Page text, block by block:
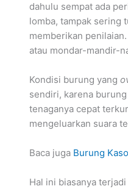
dahulu sempat ada
lomba, tampak sering
memberikan
atau mondar-mandir-
Kondisi burung yang
sendiri, karena
tenaganya cepat
mengeluarkan suara
Baca juga Burung
Hal ini biasanya